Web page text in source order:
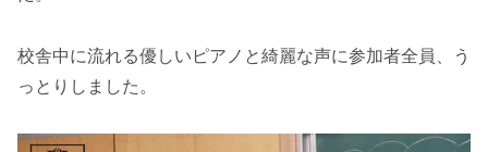
校舎中に流れる優しいピアノと綺麗な声に参加者全員、う
っとりしました。